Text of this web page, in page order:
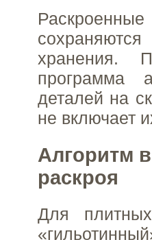
хранения.
программа
деталей на
не включает
Алгоритм
раскроя
Для